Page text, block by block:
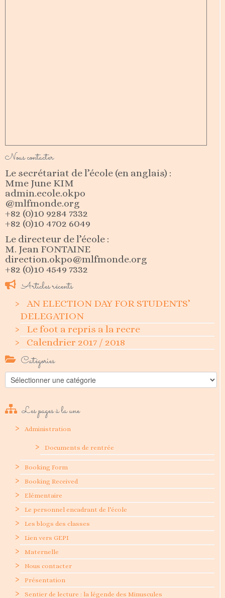
Nous contacter
Le secrétariat de l’école (en anglais) :
Mme June KIM
admin.ecole.okpo
@mlfmonde.org
+82 (0)10 9284 7332
+82 (0)10 4702 6049
Le directeur de l’école :
M. Jean FONTAINE
direction.okpo@mlfmonde.org
+82 (0)10 4549 7332
Articles récents
AN ELECTION DAY FOR STUDENTS’
DELEGATION
Le foot a repris a la recre
Calendrier 2017 / 2018
Catégories
Catégories
Les pages à la une
Administration
Documents de rentrée
Booking Form
Booking Received
Elémentaire
Le personnel encadrant de l’école
Les blogs des classes
Lien vers GEPI
Maternelle
Nous contacter
Présentation
Sentier de lecture : la légende des Minuscules